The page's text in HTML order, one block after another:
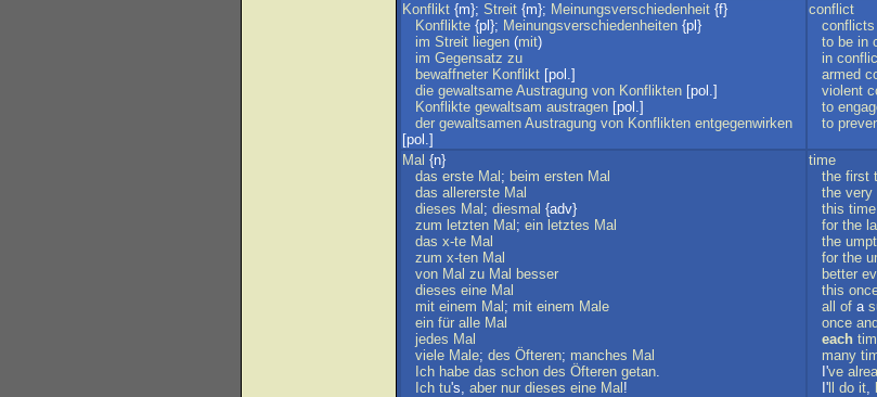
Konflikt {m}; Streit {m}; Meinungsverschiedenheit {f}
Konflikte {pl}; Meinungsverschiedenheiten {pl}
im Streit liegen (mit)
im Gegensatz zu
bewaffneter Konflikt [pol.]
die gewaltsame Austragung von Konflikten [pol.]
Konflikte gewaltsam austragen [pol.]
der gewaltsamen Austragung von Konflikten entgegenwirken
[pol.]
conflict
conflicts
to be in
in
armed
violent
to
to
Mal {n}
das erste Mal ; beim ersten Mal
das allererste Mal
dieses Mal ; diesmal {adv}
zum letzten Mal ; ein letztes Mal
das x-te Mal
zum x-ten Mal
von Mal zu Mal besser
dieses eine Mal
mit einem Mal ; mit einem Male
ein für alle Mal
jedes Mal
viele Male; des Öfteren; manches Mal
Ich habe das schon des Öfteren getan.
Ich tu's, aber nur dieses eine Mal !
time
the first
the very
this time
for the
the
for the
better
this
all of a
once and
each
many
I've
I'
do it,